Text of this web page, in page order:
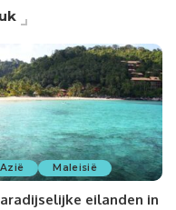
Azië Maleisië
eilanden in